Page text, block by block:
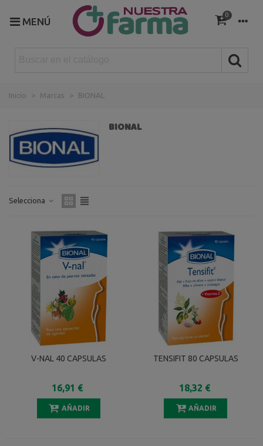
MENÚ
0
Inicio > Marcas > BIONAL
BIONAL
Selecciona
V-NAL 40 CAPSULAS
16,91 €
AÑADIR
TENSIFIT 80 CAPSULAS
18,32 €
AÑADIR